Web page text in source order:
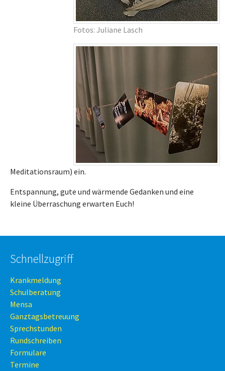
Fotos: Juliane Lasch
Meditationsraum) ein.
Entspannung, gute und wärmende Gedanken und eine
kleine Überraschung erwarten Euch!
Schnellzugriff
Krankmeldung
Schulberatung
Mensa
Ganztagsbetreuung
Sprechstunden
Rundschreiben
Formulare
Termine